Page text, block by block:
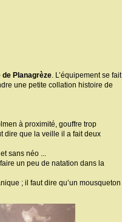
de Planagrèze . L’équipement se fait
une petite collation histoire de
à proximité, gouffre trop
dire que la veille il a fait deux
sans néo ...
un peu de natation dans la
; il faut dire qu’un mousqueton